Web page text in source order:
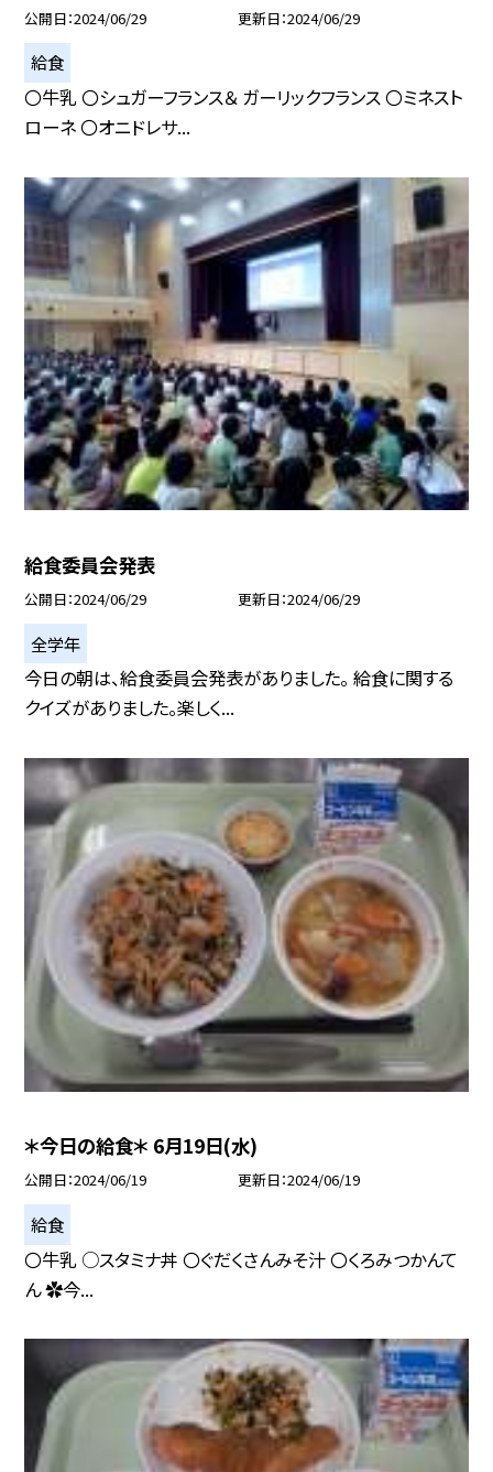
公開日 2024/06/29 更新日 2024/06/29
給食
〇牛乳 〇シュガーフランス＆ ガーリックフランス 〇ミネスト
ローネ 〇オニドレサ...
給食委員会発表
公開日 2024/06/29 更新日 2024/06/29
全学年
今日の朝は、給食委員会発表がありました。 給食に関する
クイズがありました。楽しく...
＊今日の給食＊ 6月19日(水)
公開日 2024/06/19 更新日 2024/06/19
給食
〇牛乳 ○スタミナ丼 〇ぐだくさんみそ汁 〇くろみつかんて
ん ✿今...